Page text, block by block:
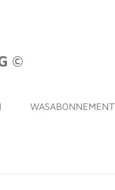
©
WASABONNEMENT